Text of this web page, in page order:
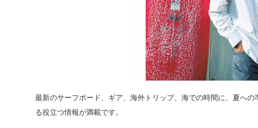
最新のサーフボード、ギア、海外トリップ、海での時間に、夏へ
る役立つ情報が満載です。